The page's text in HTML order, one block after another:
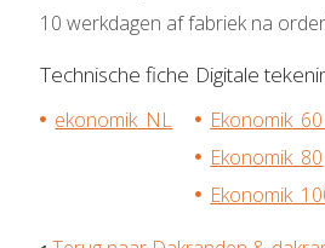
10 werkdagen af fabriek na
Technische fiche
ekonomik_NL
Digitale
Ekonomik_80